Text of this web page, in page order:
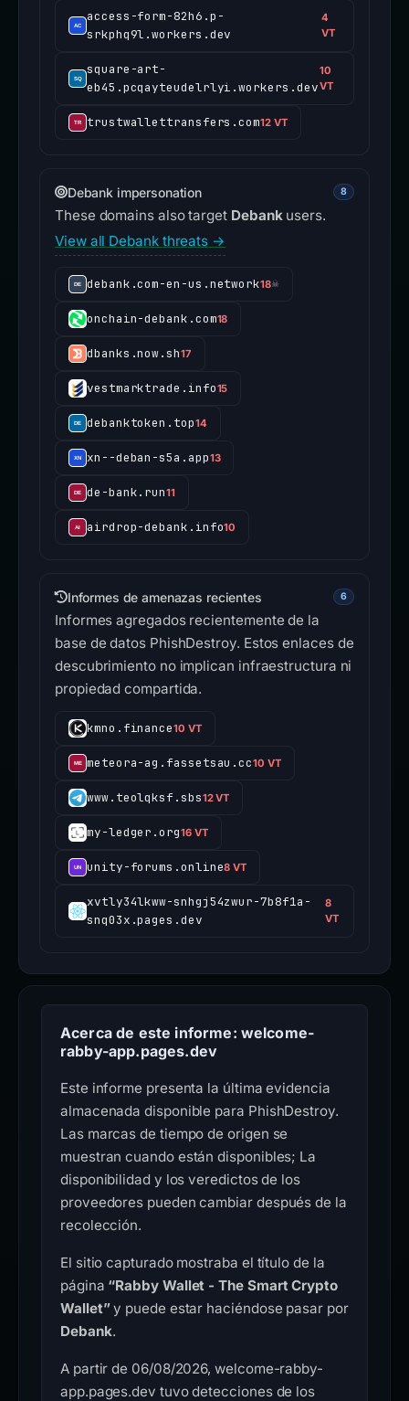
access-form-82h6.p-
srkphq9l.workers.dev
4
VT
square-art-
eb45.pcqayteudelrlyi.workers.dev
10
VT
trustwallettransfers.com12 VT
Debank impersonation 8
These domains also target Debankusers.
View all Debank threats →
debank.com-en-us.network18☠
onchain-debank.com18
dbanks.now.sh17
vestmarktrade.info15
debanktoken.top14
xn--deban-s5a.app13
de-bank.run11
airdrop-debank.info10
Informes de amenazas recientes 6
Informes agregados recientemente de la
base de datos PhishDestroy. Estos enlaces de
descubrimiento no implican infraestructura ni
propiedad compartida.
kmno.finance10 VT
meteora-ag.fassetsau.cc10 VT
www.teolqksf.sbs12 VT
my-ledger.org16 VT
unity-forums.online8 VT
xvtly34lkww-snhgj54zwur-7b8f1a-
snq03x.pages.dev
8
VT
Acerca de este informe: welcome-
rabby-app.pages.dev
Este informe presenta la última evidencia
almacenada disponible para PhishDestroy.
Las marcas de tiempo de origen se
muestran cuando están disponibles; La
disponibilidad y los veredictos de los
proveedores pueden cambiar después de la
recolección.
El sitio capturado mostraba el título de la
página “Rabby Wallet - The Smart Crypto
Wallet”y puede estar haciéndose pasar por
Debank.
A partir de 06/08/2026, welcome-rabby-
app.pages.dev tuvo detecciones de los